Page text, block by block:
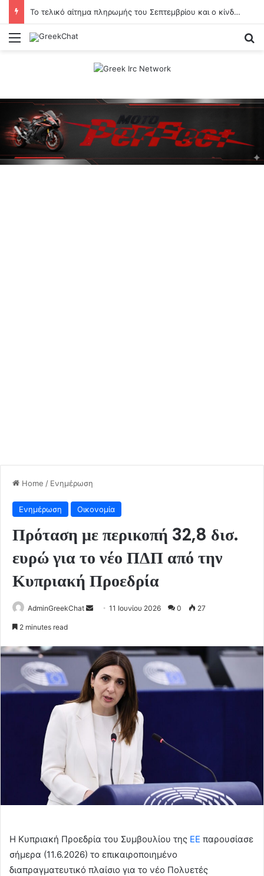
Το τελικό αίτημα πληρωμής του Σεπτεμβρίου και ο κίνδυνος περικοπών
Menu
Home / Ενημέρωση
Ενημέρωση Οικονομία
Πρόταση με περικοπή 32,8 δισ.
ευρώ για το νέο ΠΔΠ από την
Κυπριακή Προεδρία
AdminGreekChat
Send11 Ιουνίου 2026 0 27
2 minutes read
Η Κυπριακή Προεδρία του Συμβουλίου της ΕΕ παρουσίασε
σήμερα (11.6.2026) το επικαιροποιημένο
διαπραγματευτικό πλαίσιο για το νέο Πολυετές